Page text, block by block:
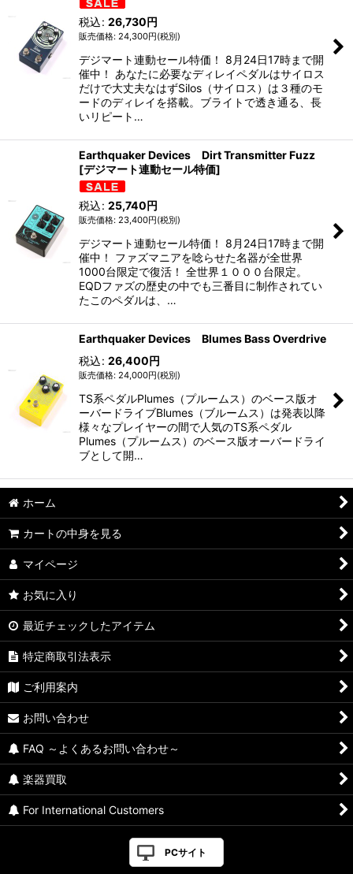
24,300円(税別)
税込: 26,730円
デジマート連動セール特価！ 8月24日17時まで開
催中！ あなたに必要なディレイペダルはサイロス
だけで大丈夫なはずSilos（サイロス）は３種のモ
ードのディレイを搭載。ブライトで透き通る、長
いリピート…
Earthquaker Devices Dirt Transmitter Fuzz
[デジマート連動セール特価]
23,400円(税別)
税込: 25,740円
デジマート連動セール特価！ 8月24日17時まで開
催中！ ファズマニアを唸らせた名器が全世界
1000台限定で復活！ 全世界１０００台限定。
EQDファズの歴史の中でも三番目に制作されてい
たこのペダルは、…
Earthquaker Devices Blumes Bass Overdrive
24,000円(税別)
税込: 26,400円
TS系ペダルPlumes（プルームス）のベース版オ
ーバードライブBlumes（ブルームス）は発表以降
様々なプレイヤーの間で人気のTS系ペダル
Plumes（プルームス）のベース版オーバードライ
ブとして開…
ホーム
カートの中身を見る
マイページ
お気に入り
最近チェックしたアイテム
特定商取引法表示
ご利用案内
お問い合わせ
FAQ ～よくあるお問い合わせ～
楽器買取
For International Customers
PCサイト